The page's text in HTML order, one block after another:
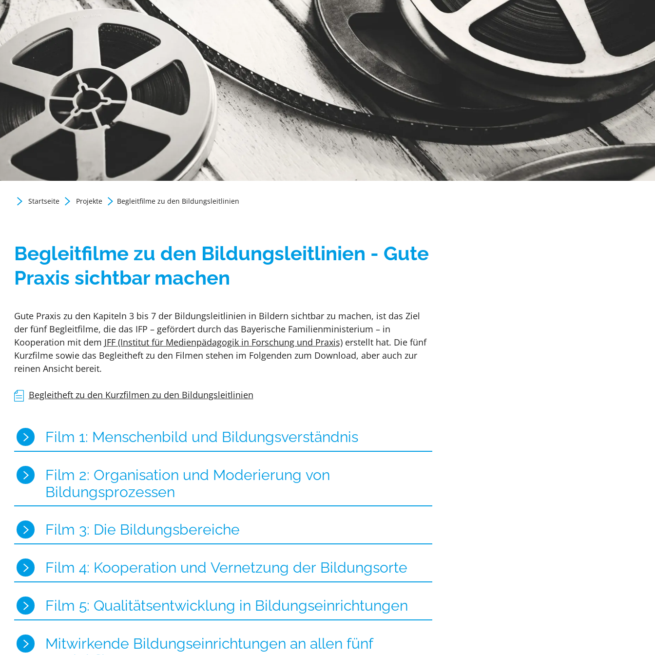
Gute Praxis / Best practice
Umgang mit Krisen
Startseite Projekte Begleitfilme zu den Bildungsleitlinien
Begleitfilme zu den Bildungsleitlinien - Gute
Praxis sichtbar machen
Gute Praxis zu den Kapiteln 3 bis 7 der Bildungsleitlinien in Bildern sichtbar zu machen, ist das Ziel
der fünf Begleitfilme, die das IFP – gefördert durch das Bayerische Familienministerium – in
Kooperation mit dem JFF (Institut für Medienpädagogik in Forschung und Praxis)erstellt hat. Die fünf
Kurzfilme sowie das Begleitheft zu den Filmen stehen im Folgenden zum Download, aber auch zur
reinen Ansicht bereit.
Begleitheft zu den Kurzfilmen zu den Bildungsleitlinien
Film 1: Menschenbild und Bildungsverständnis
Film 2: Organisation und Moderierung von
Bildungsprozessen
Film 3: Die Bildungsbereiche
Film 4: Kooperation und Vernetzung der Bildungsorte
Film 5: Qualitätsentwicklung in Bildungseinrichtungen
Mitwirkende Bildungseinrichtungen an allen fünf